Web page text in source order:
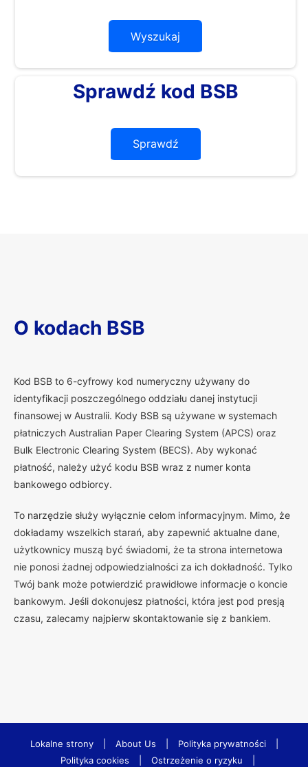
Wyszukaj
Sprawdź kod BSB
Sprawdź
O kodach BSB
Kod BSB to 6-cyfrowy kod numeryczny używany do
identyfikacji poszczególnego oddziału danej instytucji
finansowej w Australii. Kody BSB są używane w systemach
płatniczych Australian Paper Clearing System (APCS) oraz
Bulk Electronic Clearing System (BECS). Aby wykonać
płatność, należy użyć kodu BSB wraz z numer konta
bankowego odbiorcy.
To narzędzie służy wyłącznie celom informacyjnym. Mimo, że
dokładamy wszelkich starań, aby zapewnić aktualne dane,
użytkownicy muszą być świadomi, że ta strona internetowa
nie ponosi żadnej odpowiedzialności za ich dokładność. Tylko
Twój bank może potwierdzić prawidłowe informacje o koncie
bankowym. Jeśli dokonujesz płatności, która jest pod presją
czasu, zalecamy najpierw skontaktowanie się z bankiem.
Lokalne strony About Us Polityka prywatności
Polityka cookies
Ostrzeżenie o ryzyku